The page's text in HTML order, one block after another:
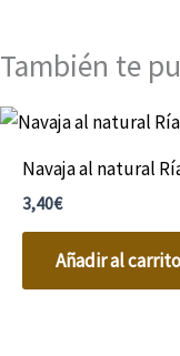
También te
Navaja al natural
3,40€
Añadir al carrito